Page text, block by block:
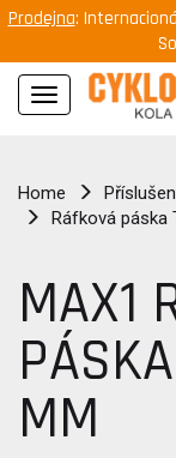
Prodejna:
Navigace
Home
Ráfková páska
MAX1
MM